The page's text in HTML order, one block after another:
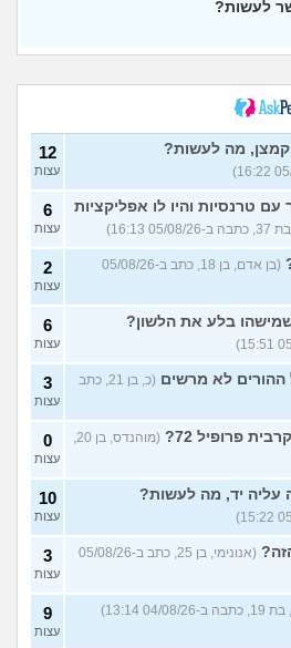
14
עצות
את
4
עצות
5
עצות
זה
9
עצות
5
עצות
את
חדשות במדור
לעשות?
מה לעשות? 12
עצות
עם טרנסיות והיו לו אפליקציות
16:13)
6
עצות
(בן אדם, בן 18, כתב ב-05/08/26
2
עצות
בלע את הלשון? 6
עצות
ההורים לא מרשים
(כ, בן 21, כתב
3
עצות
פרופיל 72? 0
עצות
עליה יד, מה לעשות? 10
עצות
(אנונימי, בן 25, כתב ב-05/08/26
3
עצות
26 13:14)
9
עצות